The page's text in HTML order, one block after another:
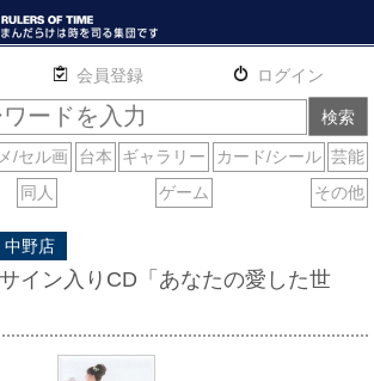
English 通販 サイトマップ お問い合わせ
中野店
イン入りCD「あなたの愛した世